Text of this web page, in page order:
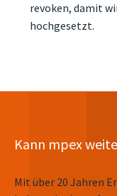
revoken, damit
hochgesetzt.
Kann mpex
Mit über 20 Jahren